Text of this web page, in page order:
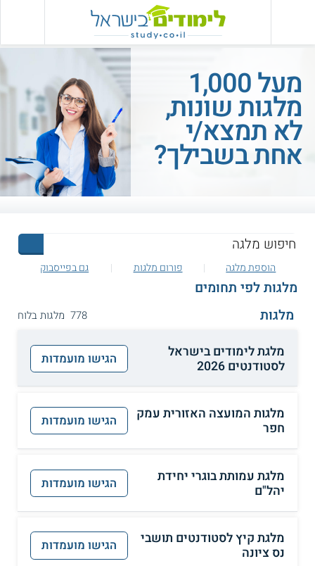
מעל 1,000
מלגות שונות,
לא תמצא/י
אחת בשבילך?
הוספת מלגה פורום מלגות גם בפייסבוק
מלגות לפי תחומים
מלגות
778 מלגות בלוח
מלגת לימודים בישראל
לסטודנטים 2026
הגישו מועמדות
מלגות המועצה האזורית עמק
חפר
הגישו מועמדות
מלגת עמותת בוגרי יחידת
יהל"ם
הגישו מועמדות
מלגת קיץ לסטודנטים תושבי
נס ציונה
הגישו מועמדות